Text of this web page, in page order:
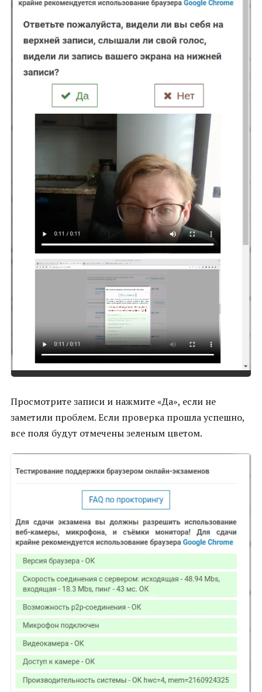
Просмотрите записи и нажмите «Да», если не
заметили проблем. Если проверка прошла успешно,
все поля будут отмечены зеленым цветом.